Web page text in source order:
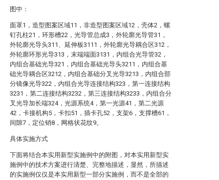
图中：
面罩1，造型图案区域11，非造型图案区域12，壳体2，螺
钉孔柱21，环形槽22，光导管总成3，外轮廓光导管31，
外轮廓光导头311、延伸板3111，外轮廓光导耦合区312，
外轮廓环形光导313，末端端面3131，内组合光导管32，
内组合基础光导321，内组合基础光导头3211，内组合基
础光导耦合区3212，内组合基础分叉光导3213，内组合部
分镜像光导322，内组合光导连接结构323，第一连接结构
3231，第二连接结构3232，第三连接结构3233，内组合分
叉光导加长端324，光源系统4，第一光源41，第二光源
42，卡接机构5，卡扣51，插卡孔52，支架6，支撑槽61，
间隙7，定位销8，网格状花纹9。
具体实施方式
下面将结合本实用新型实施例中的附图，对本实用新型实
施例中的技术方案进行清楚、完整地描述，显然，所描述
的实施例仅仅是本实用新型一部分实施例，而不是全部的